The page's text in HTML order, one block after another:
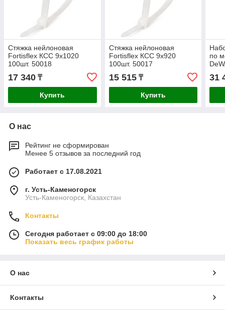
Стяжка нейлоновая
Fortisflex КСС 9х1020
100шт. 50018
17 340 ₸
Купить
Стяжка нейлоновая
Fortisflex КСС 9х920
100шт. 50017
15 515₸
Купить
по
31
О нас
Рейтинг не сформирован
Менее 5 отзывов за последний год
Работает с 17.08.2021
г. Усть-Каменогорск
Усть-Каменогорск, Казахстан
Контакты
Сегодня работает с 09:00 до 18:00
Показать весь график работы
О нас
Контакты